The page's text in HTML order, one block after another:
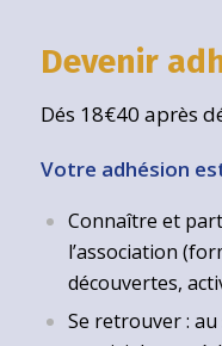
Devenir
Dés 18€40 après
Votre adhésion
Connaître et
l’association
découvertes,
Se retrouver : au